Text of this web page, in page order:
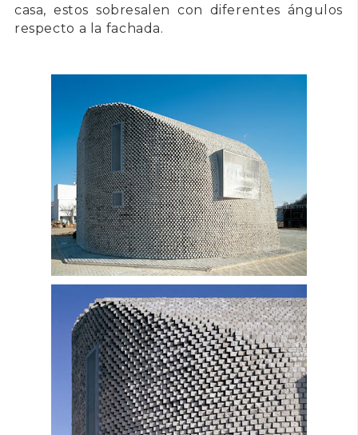
casa, estos sobresalen con diferentes ángulos
respecto a la fachada.